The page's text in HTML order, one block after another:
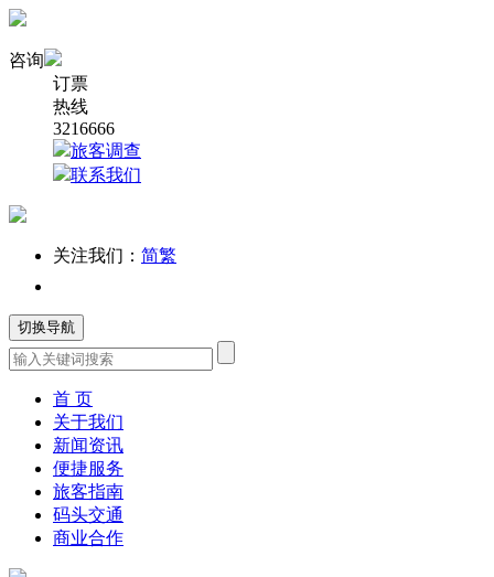
咨询
订票
热线
3216666
旅客调查
联系我们
关注我们： 简繁
切换导航
首 页
关于我们
新闻资讯
便捷服务
旅客指南
码头交通
商业合作